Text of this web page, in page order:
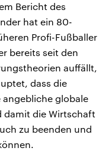
Bericht des
hat ein 80-
Profi-Fußballer
bereits seit den
auffällt,
dass die
angebliche globale
damit die Wirtschaft
zu beenden und